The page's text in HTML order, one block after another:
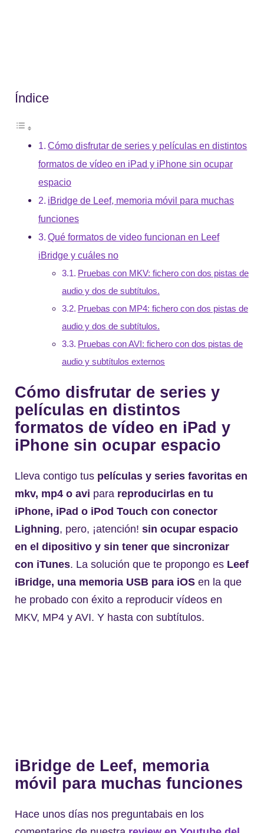
Índice
Cómo disfrutar de series y películas en distintos
formatos de vídeo en iPad y iPhone sin ocupar
espacio
iBridge de Leef, memoria móvil para muchas
funciones
Qué formatos de video funcionan en Leef
iBridge y cuáles no
Pruebas con MKV: fichero con dos pistas de
audio y dos de subtítulos.
Pruebas con MP4: fichero con dos pistas de
audio y dos de subtítulos.
Pruebas con AVI: fichero con dos pistas de
audio y subtítulos externos
Cómo disfrutar de series y
películas en distintos
formatos de vídeo en iPad y
iPhone sin ocupar espacio
Lleva contigo tus películas y series favoritas en
mkv, mp4 o avi para reproducirlas en tu
iPhone, iPad o iPod Touch con conector
Lighning, pero, ¡atención! sin ocupar espacio
en el dipositivo y sin tener que sincronizar
con iTunes. La solución que te propongo es Leef
iBridge, una memoria USB para iOS en la que
he probado con éxito a reproducir vídeos en
MKV, MP4 y AVI. Y hasta con subtítulos.
iBridge de Leef, memoria
móvil para muchas funciones
Hace unos días nos preguntabais en los